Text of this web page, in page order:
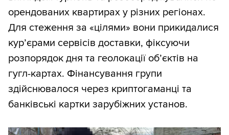
орендованих квартирах у різних регіонах.
Для стеження за «цілями» вони прикидалися
кур’єрами сервісів доставки, фіксуючи
розпорядок дня та геолокації об’єктів на
гугл-картах. Фінансування групи
здійснювалося через криптогаманці та
банківські картки зарубіжних установ.